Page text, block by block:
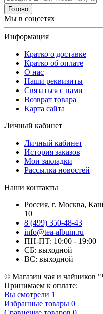
Готово
Мы в соцсетях
Информация
Кратко о доставке
Кратко об оплате
О нас
Наши реквизиты
Связаться с нами
Возврат товара
Карта сайта
Личный кабинет
Личный кабинет
История заказов
Мои закладки
Рассылка новостей
Наши контакты
Россия, г. Москва,
10
8 (499) 350-48-43
info@tea-album.ru
ПН-ПТ: 10:00 - 19:00
СБ: выходной
ВС: выходной
© Магазин чая и чайников
Принимаем к оплате:
Вы смотрели 1
Избранные товары 0